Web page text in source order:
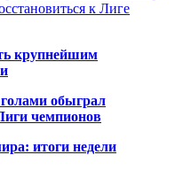
к Лиге
крупнейшим
обыграл
чемпионов
итоги недели